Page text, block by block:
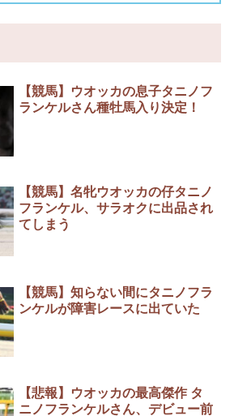
【競馬】ウオッカの息子タニノフ
ランケルさん種牡馬入り決定！
【競馬】名牝ウオッカの仔タニノ
フランケル、サラオクに出品され
てしまう
【競馬】知らない間にタニノフラ
ンケルが障害レースに出ていた
【悲報】ウオッカの最高傑作 タ
ニノフランケルさん、デビュー前